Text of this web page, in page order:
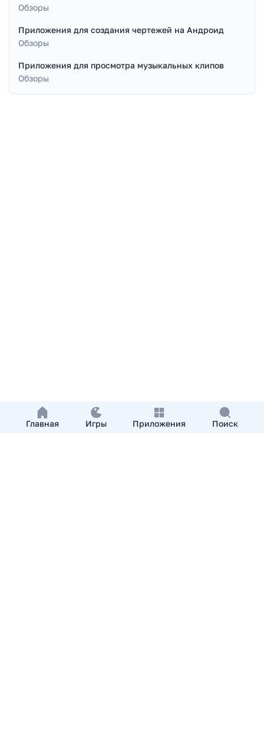
Главная Игры Приложения Поиск
Обзоры
Приложения для создания чертежей на Андроид
Обзоры
Приложения для просмотра музыкальных клипов
Обзоры